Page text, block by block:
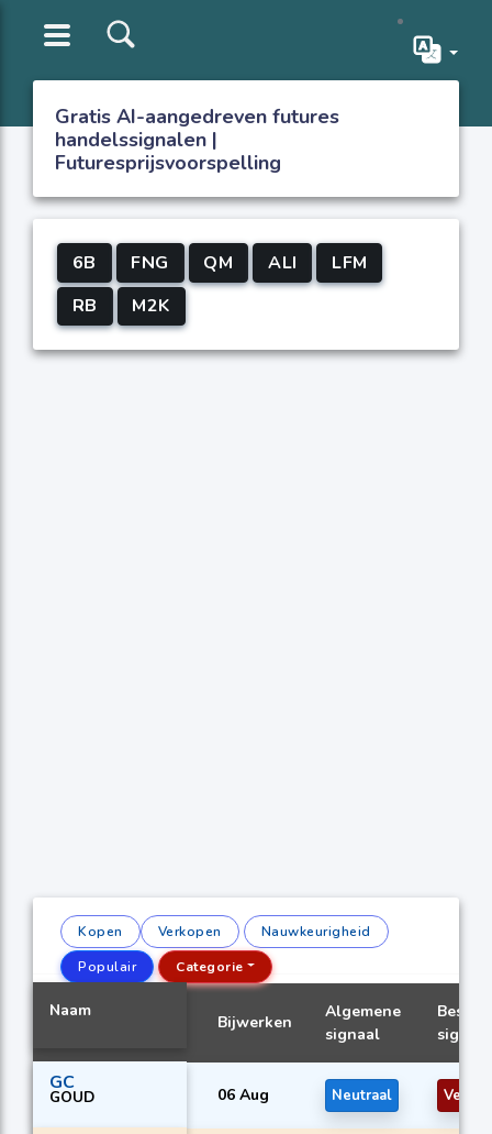
Gratis AI-aangedreven futures
handelssignalen |
Futuresprijsvoorspelling
6B FNG QM ALI
LFM
RB
M2K
Kopen Verkopen
Nauwkeurigheid
Populair
Categorie
Naam
Bijwerken
Algemene
signaal
Beste
signaal
GC
GOUD 06 Aug Neutraal